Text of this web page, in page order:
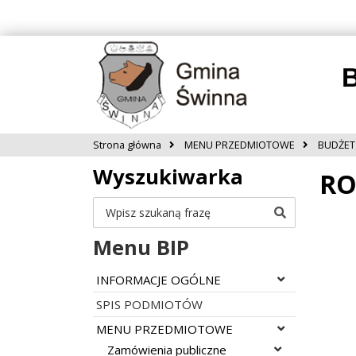
Strona główna MENU PRZEDMIOTOWE
Wyszukiwarka
Szukaj
Menu BIP
Rozwiń menu
INFORMACJE OGÓLNE
SPIS PODMIOTÓW
Rozwiń menu
MENU PRZEDMIOTOWE
Rozwiń menu
Zamówienia publiczne